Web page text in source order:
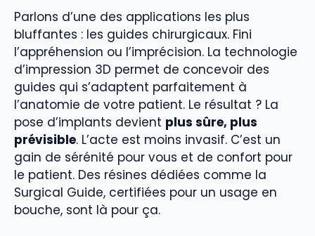
Parlons d’une des applications les plus
bluffantes : les guides chirurgicaux. Fini
l’appréhension ou l’imprécision. La technologie
d’impression 3D permet de concevoir des
guides qui s’adaptent parfaitement à
l’anatomie de votre patient. Le résultat ? La
pose d’implants devient plus sûre, plus
prévisible. L’acte est moins invasif. C’est un
gain de sérénité pour vous et de confort pour
le patient. Des résines dédiées comme la
Surgical Guide, certifiées pour un usage en
bouche, sont là pour ça.